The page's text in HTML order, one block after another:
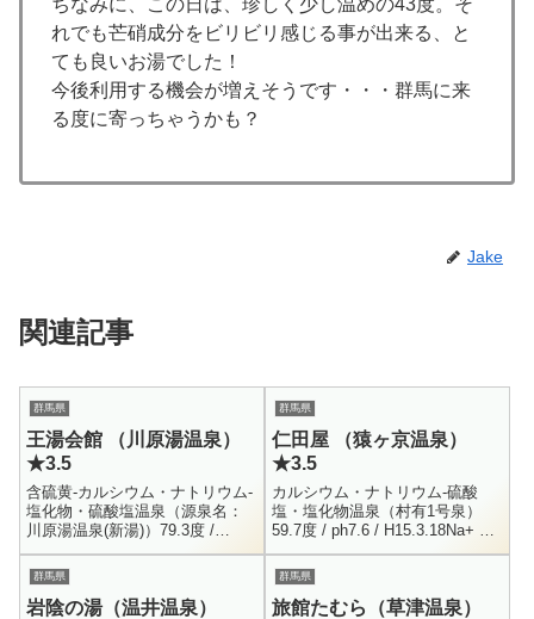
れでも芒硝成分をビリビリ感じる事が出来る、と
ても良いお湯でした！
今後利用する機会が増えそうです・・・群馬に来
る度に寄っちゃうかも？
Jake
関連記事
群馬県
王湯会館 （川原湯温泉）
★3.5
含硫黄-カルシウム・ナトリウム-
塩化物・硫酸塩温泉（源泉名：
川原湯温泉(新湯)）79.3度 /
pH7.2 / H23.6.6Na+ = 352 / K+ =
6.93 / Ca+...
群馬県
仁田屋 （猿ヶ京温泉）
★3.5
カルシウム・ナトリウム-硫酸
塩・塩化物温泉（村有1号泉）
59.7度 / ph7.6 / H15.3.18Na+ =
215 / K+ = 19.1 / Ca++ = 230 /
...
群馬県
岩陰の湯（温井温泉）
群馬県
旅館たむら（草津温泉）